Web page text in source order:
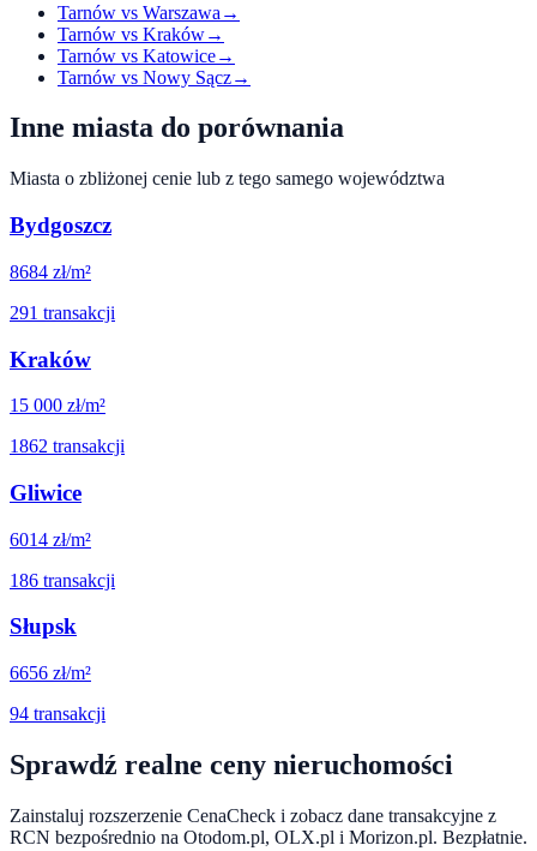
Tarnów vs Warszawa →
Tarnów vs Kraków→
Tarnów vs Katowice→
Tarnów vs Nowy Sącz→
Inne miasta do porównania
Miasta o zbliżonej cenie lub z tego samego województwa
Bydgoszcz
8684 zł/m²
291 transakcji
Kraków
15 000 zł/m²
1862 transakcji
Gliwice
6014 zł/m²
186 transakcji
Słupsk
6656 zł/m²
94 transakcji
Sprawdź realne ceny nieruchomości
Zainstaluj rozszerzenie CenaCheck i zobacz dane transakcyjne z
RCN bezpośrednio na Otodom.pl, OLX.pl i Morizon.pl. Bezpłatnie.